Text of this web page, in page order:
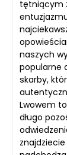
tętniącym
naszych
popularne
skarby,
Lwowem
długo